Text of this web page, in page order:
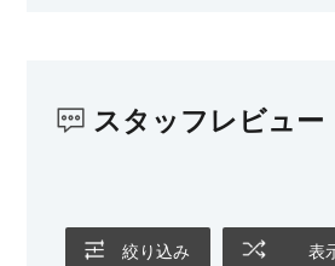
また、カウチのように足を伸ばしてくつ
かせるため、普段はカウチとして使い、
す。
スタッフレビュー
絞り込み 表